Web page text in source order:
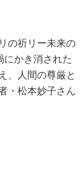
の祈リー未来の
にかき消された
、人間の尊厳と
・松本妙子さん